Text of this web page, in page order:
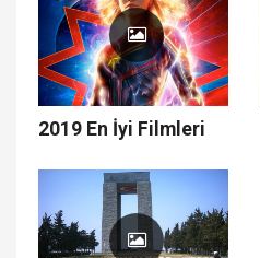
2019 En İyi Filmleri